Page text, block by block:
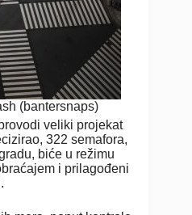
(bantersnaps)
veliki projekat
322 semafora,
biće u režimu
i prilagođeni